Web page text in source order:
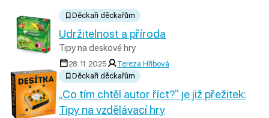
Děckaři děckařům
Udržitelnost a příroda
Tipy na deskové hry
28. 11. 2025
Tereza Hřibová
Děckaři děckařům
„Co tím chtěl autor říct?“ je již přežitek:
Tipy na vzdělávací hry